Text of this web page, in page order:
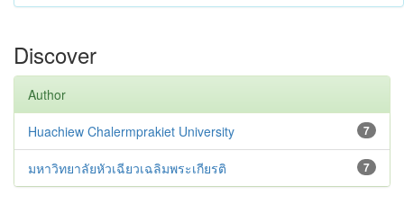
Discover
Author
7
Huachiew Chalermprakiet University
7
มหาวิทยาลัยหัวเฉียวเฉลิมพระเกียรติ